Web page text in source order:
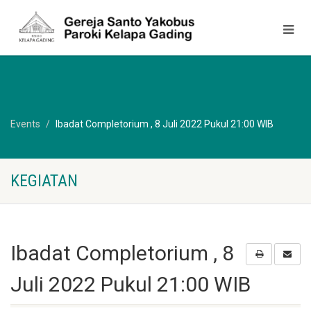
Events Ibadat Completorium , 8 Juli 2022 Pukul 21:00 WIB
KEGIATAN
Ibadat Completorium , 8
Juli 2022 Pukul 21:00 WIB